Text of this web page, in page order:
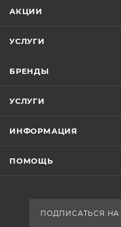
АКЦИИ
УСЛУГИ
БРЕНДЫ
УСЛУГИ
ИНФОРМАЦИЯ
ПОМОЩЬ
ПОДПИСАТЬСЯ НА